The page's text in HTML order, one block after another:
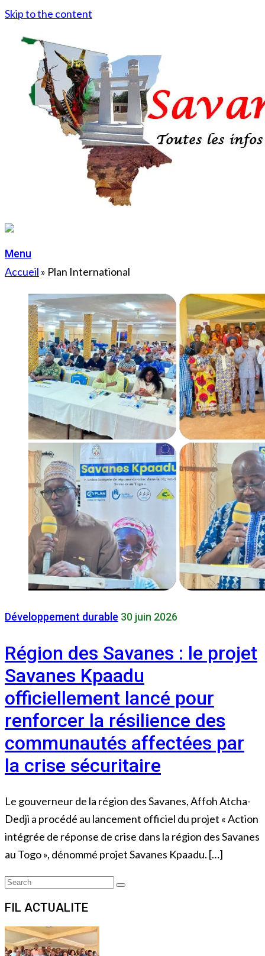
Skip to the content
Menu
Accueil » Plan International
Développement durable 30 juin 2026
Région des Savanes : le projet
Savanes Kpaadu
officiellement lancé pour
renforcer la résilience des
communautés affectées par
la crise sécuritaire
Le gouverneur de la région des Savanes, Affoh Atcha-
Dedji a procédé au lancement officiel du projet « Action
intégrée de réponse de crise dans la région des Savanes
au Togo », dénommé projet Savanes Kpaadu. […]
Search
Search
FIL ACTUALITE